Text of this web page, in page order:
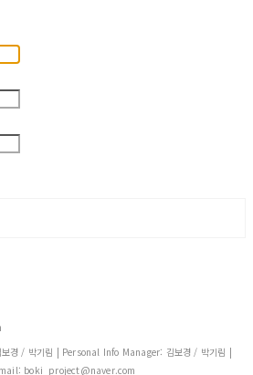
경 / 박기림 | Personal Info Manager: 김보경 / 박기림 |
boki_project@naver.com